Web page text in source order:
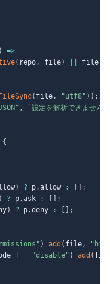
)
=>
( repo, file) file,
( file, "utf8" ) ) ;
, ` 設定を解析できませ
{
) ? p.allow :
;
) ? p.ask :
;
) ? p.deny : ;
) add ( file,
!== "disable" ) add (